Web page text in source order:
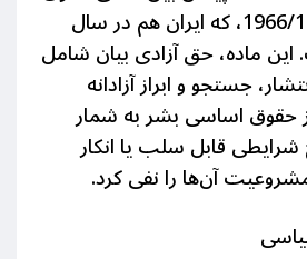
مدنی و سیاسی1966/1345، که ایران هم در سال
این ماده، حق آزادی بیان شامل
جستجو و ابراز آزادانه
حقوق اساسی بشر به شمار
قابل سلب یا انکار
آن‌ها را نفی کرد.